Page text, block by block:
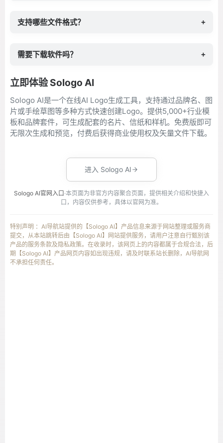
支持哪些文件格式？ +
需要下载软件吗？ +
立即体验 Sologo AI
Sologo AI是一个在线AI Logo生成工具，支持通过品牌名、图
片或手绘草图等多种方式快速创建Logo。提供5,000+行业模
板和品牌套件，可生成配套的名片、信纸和样机。免费版即可
无限次生成和预览，付费后获得商业使用权及矢量文件下载。
进入 Sologo AI
Sologo AI官网入口 ·本页面为非官方内容聚合页面，提供相关介绍和快捷入
口，内容仅供参考，具体以官网为准。
特别声明 ：AI导航站提供的【Sologo AI】产品信息来源于网站整理或服务商
提交，从本站跳转后由【Sologo AI】网站提供服务，请用户注意自行甄别该
产品的服务条款及隐私政策。在收录时，该网页上的内容都属于合规合法，后
期【Sologo AI】产品网页内容如出现违规，请及时联系站长删除，AI导航网
不承担任何责任。